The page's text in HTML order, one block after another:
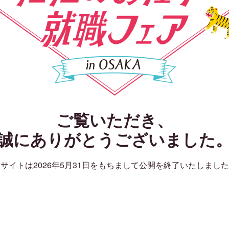
ご覧いただき、
にありがとうございました
イトは2026年5月31日をもちまして公開を終了いたしまし